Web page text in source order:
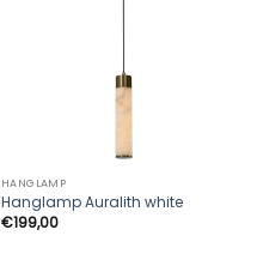
HANGLAMP
Hanglamp Auralith white
€199,00